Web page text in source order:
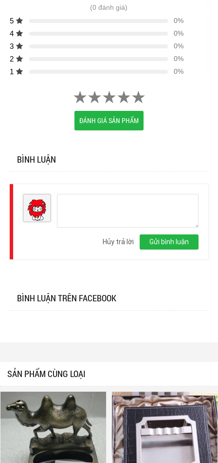
(0 đánh giá)
5 0%
4 0%
3 0%
2 0%
1 0%
ĐÁNH GIÁ SẢN PHẨM
BÌNH LUẬN
Gửi bình luận
Hủy trả lời
BÌNH LUẬN TRÊN FACEBOOK
SẢN PHẨM CÙNG LOẠI